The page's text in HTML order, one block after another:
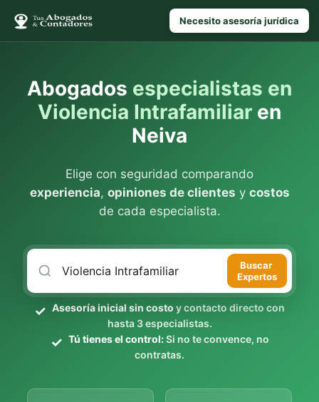
Necesito asesoría jurídica
Abogados especialistas en
Violencia Intrafamiliar en
Neiva
Elige con seguridad comparando
experiencia, opiniones de clientes y costos
de cada especialista.
Buscar
Expertos
Asesoría inicial sin costo y contacto directo con
hasta 3 especialistas.
Tú tienes el control:Si no te convence, no
contratas.